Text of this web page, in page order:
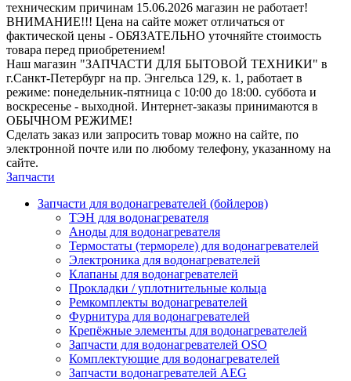
техническим причинам 15.06.2026 магазин не работает!
ВНИМАНИЕ!!! Цена на сайте может отличаться от
фактической цены - ОБЯЗАТЕЛЬНО уточняйте стоимость
товара перед приобретением!
Наш магазин "ЗАПЧАСТИ ДЛЯ БЫТОВОЙ ТЕХНИКИ" в
г.Санкт-Петербург на пр. Энгельса 129, к. 1, работает в
режиме: понедельник-пятница с 10:00 до 18:00. суббота и
воскресенье - выходной. Интернет-заказы принимаются в
ОБЫЧНОМ РЕЖИМЕ!
Сделать заказ или запросить товар можно на сайте, по
электронной почте или по любому телефону, указанному на
сайте.
Запчасти
Запчасти для водонагревателей (бойлеров)
ТЭН для водонагревателя
Аноды для водонагревателя
Термостаты (термореле) для водонагревателей
Электроника для водонагревателей
Клапаны для водонагревателей
Прокладки / уплотнительные кольца
Ремкомплекты водонагревателей
Фурнитура для водонагревателей
Крепёжные элементы для водонагревателей
Запчасти для водонагревателей OSO
Комплектующие для водонагревателей
Запчасти водонагревателей AEG